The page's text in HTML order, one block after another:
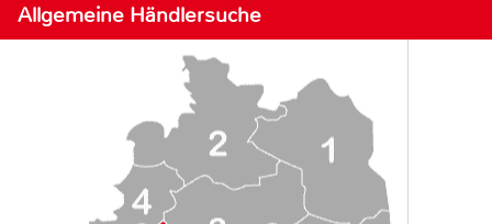
Allgemeine Händlersuche